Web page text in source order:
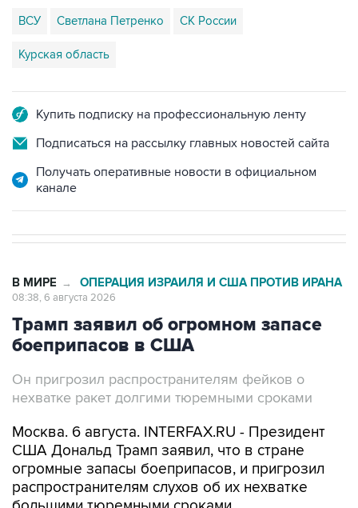
ВСУ Светлана Петренко СК России
Курская область
Купить подписку на профессиональную ленту
Подписаться на рассылку главных новостей сайта
Получать оперативные новости в официальном
канале
В МИРЕ → ОПЕРАЦИЯ ИЗРАИЛЯ И США ПРОТИВ ИРАНА
08:38, 6 августа 2026
Трамп заявил об огромном запасе
боеприпасов в США
Он пригрозил распространителям фейков о
нехватке ракет долгими тюремными сроками
Москва. 6 августа. INTERFAX.RU - Президент
США Дональд Трамп заявил, что в стране
огромные запасы боеприпасов, и пригрозил
распространителям слухов об их нехватке